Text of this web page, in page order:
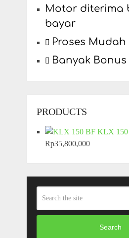
Motor diterima
bayar
Proses Mudah
Banyak Bonus
PRODUCTS
KLX
Rp35,800,000
Search